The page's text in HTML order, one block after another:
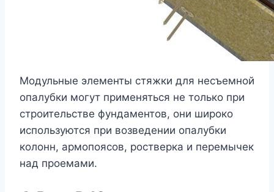
Модульные элементы стяжки для несъемной
опалубки могут применяться не только при
строительстве фундаментов, они широко
используются при возведении опалубки
колонн, армопоясов, ростверка и перемычек
над проемами.